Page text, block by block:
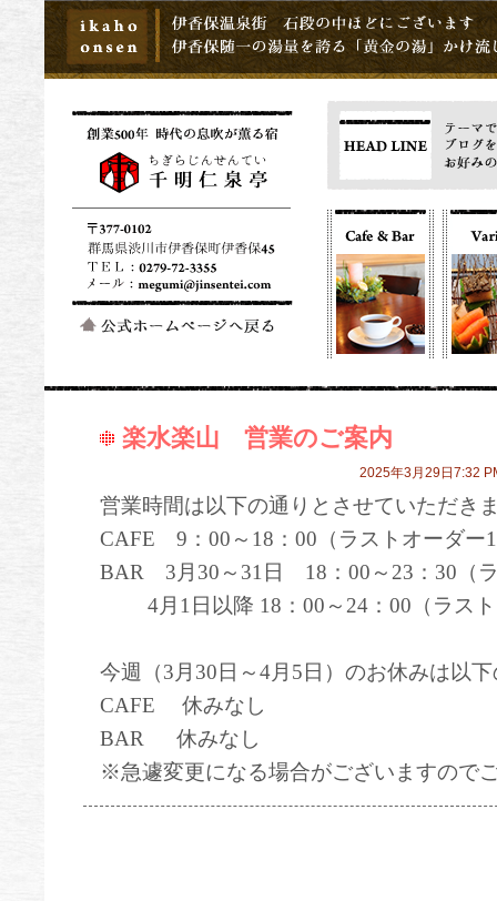
楽水楽山 営業のご案内
2025年3月29日7:32
営業時間は以下の通りとさせていただき
CAFE 9：00～18：00（ラストオーダー
BAR 3月30～31日 18：00～23：30（
4月1日以降 18：00～24：00（ラスト
今週（3月30日～4月5日）のお休みは以
CAFE 休みなし
BAR 休みなし
※急遽変更になる場合がございますので